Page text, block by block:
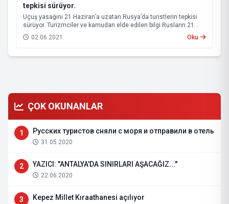
tepkisi sürüyor.
Uçuş yasağını 21 Haziran’a uzatan Rusya’da turistlerin tepkisi
sürüyor. Turizmciler ve kamudan elde edilen bilgi Rusların 21
Haziran’dan itibaren gelmeye başlayacağı yönünde. Rus teftiş
heyeti kararını 10-15 Haziran’da verecek
02.06.2021 Oku
ÇOK OKUNANLAR
1 Русских туристов сняли с моря и отправили в отель
31.05.2020
2 YAZICI: "ANTALYA'DA SINIRLARI AŞACAĞIZ..."
22.06.2020
3 Kepez Millet Kıraathanesi açılıyor